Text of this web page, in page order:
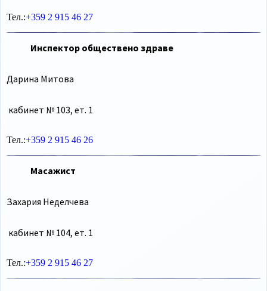
Тел.:+359 2 915 46 27
Инспектор обществено здраве
Дарина Митова
кабинет № 103, ет. 1
Тел.:+359 2 915 46 26
Масажист
Захария Неделчева
кабинет № 104, ет. 1
Тел.:+359 2 915 46 27